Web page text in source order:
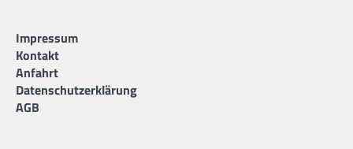
Impressum
Kontakt
Anfahrt
Datenschutzerklärung
AGB